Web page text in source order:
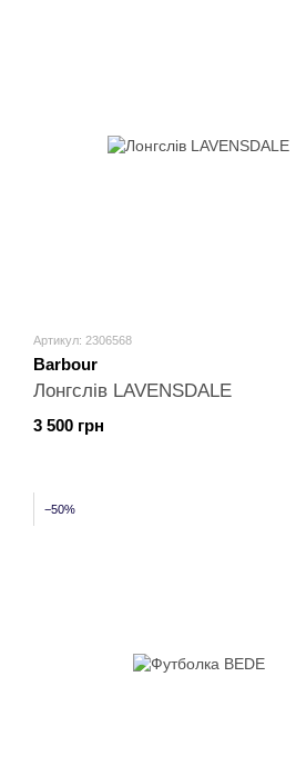
Артикул: 2306568
Barbour
Лонгслів LAVENSDALE
3 500 грн
−50%